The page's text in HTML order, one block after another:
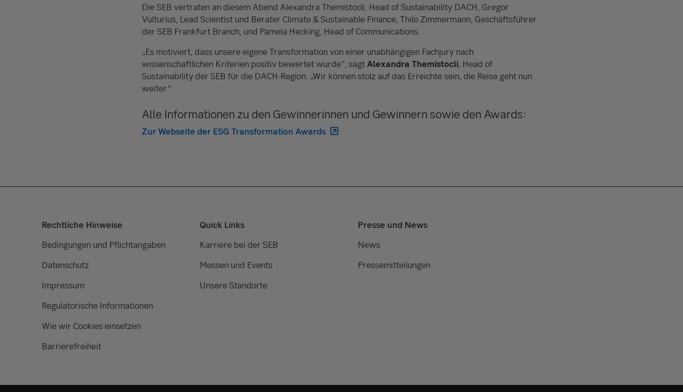
Die SEB vertraten an diesem Abend Alexandra Themistocli, Head of Sustainability DACH, Gregor
Vulturius, Lead Scientist und Berater Climate & Sustainable Finance, Thilo Zimmermann, Geschäftsführer
der SEB Frankfurt Branch, und Pamela Hecking, Head of Communications.
„Es motiviert, dass unsere eigene Transformation von einer unabhängigen Fachjury nach
wissenschaftlichen Kriterien positiv bewertet wurde“, sagtAlexandra Themistocli, Head of
Sustainability der SEB für die DACH-Region. „Wir können stolz auf das Erreichte sein, die Reise geht nun
weiter.“
Alle Informationen zu den Gewinnerinnen und Gewinnern sowie den Awards:
Zur Webseite der ESG Transformation Awards
Rechtliche Hinweise
Bedingungen und Pflichtangaben
Datenschutz
Impressum
Regulatorische Informationen
Wie wir Cookies einsetzen
Barrierefreiheit
Quick Links
Karriere bei der SEB
Messen und Events
Unsere Standorte
Presse und News
News
Pressemitteilungen